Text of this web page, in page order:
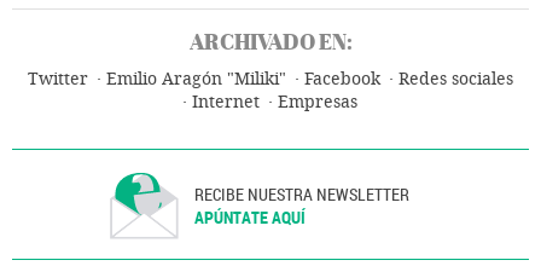
ARCHIVADO EN:
Twitter Emilio Aragón "Miliki" Facebook
Redes sociales
Internet
Empresas
RECIBE NUESTRA NEWSLETTER
APÚNTATE AQUÍ